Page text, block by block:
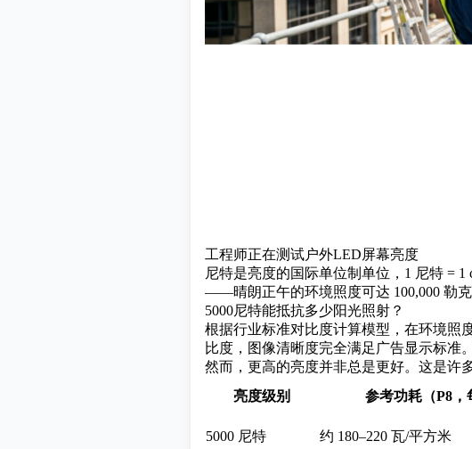
工程师正在测试户外LED屏幕亮度
尼特是亮度的国际单位制单位，1 尼特 =
——晴朗正午的环境照度可达 100,000 勒克
5000尼特能抵抗多少阳光照射？
根据行业标准对比度计算模型，在环境照
比度，图像清晰度完全满足广告显示标准
然而，更高的亮度并非总是更好。这是许
亮度级别
参考功耗（P8，
5000 尼特 约 180–220 瓦/平方米